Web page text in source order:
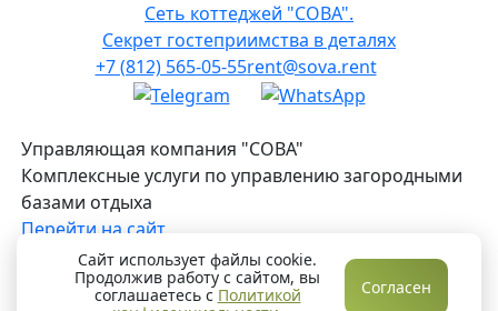
Сеть коттеджей "СОВА".
Секрет гостеприимства в деталях
+7 (812) 565-05-55rent@sova.rent
Управляющая компания "СОВА"
Комплексные услуги по управлению загородными
базами отдыха
Перейти на сайт
2026 © SOVA
Политика конфиденциальности
Сайт использует файлы cookie.
Продолжив работу с сайтом, вы
соглашаетесь с Политикой
Согласен